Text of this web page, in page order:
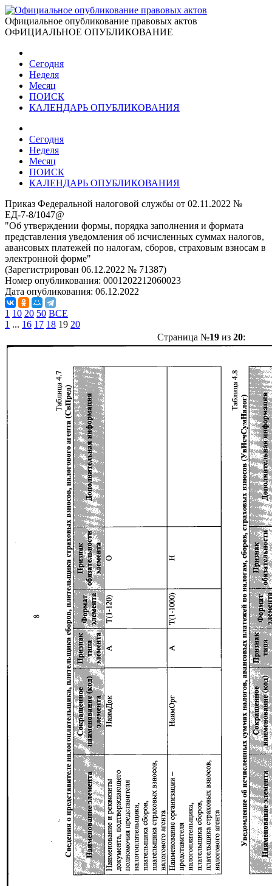
Официальное опубликование правовых актов
ОФИЦИАЛЬНОЕ ОПУБЛИКОВАНИЕ
Сегодня
Неделя
Месяц
ПОИСК
КАЛЕНДАРЬ ОПУБЛИКОВАНИЯ
Сегодня
Неделя
Месяц
ПОИСК
КАЛЕНДАРЬ ОПУБЛИКОВАНИЯ
Приказ Федеральной налоговой службы от 02.11.2022 №
ЕД-7-8/1047@
"Об утверждении формы, порядка заполнения и формата
представления уведомления об исчисленных суммах налогов,
авансовых платежей по налогам, сборов, страховым взносам в
электронной форме"
(Зарегистрирован 06.12.2022 № 71387)
Номер опубликования: 0001202212060023
Дата опубликования: 06.12.2022
1 10 20 50 ВСЕ
1 ... 16 17 18 19 20
Страница №19из 20: